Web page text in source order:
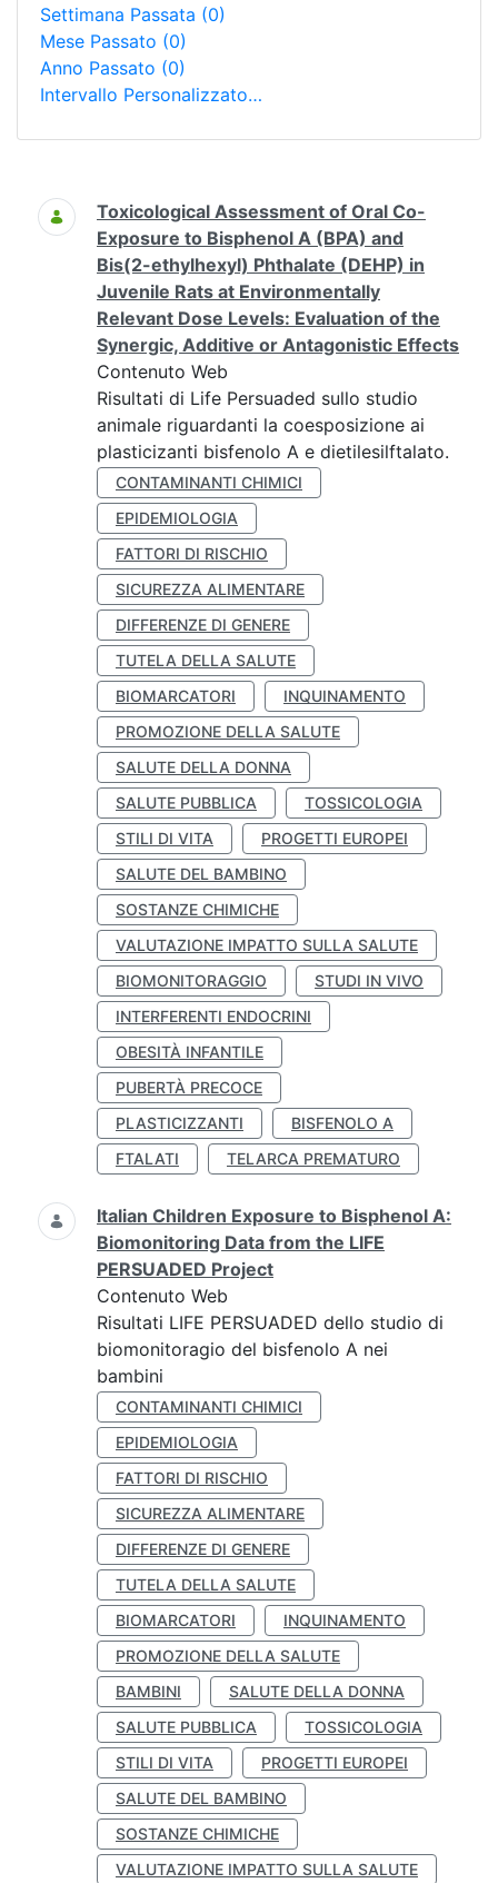
Settimana Passata (0)
Mese Passato (0)
Anno Passato (0)
Intervallo Personalizzato…
Ricerca
Toxicological Assessment of Oral Co-
Exposure to Bisphenol A (BPA) and
Bis(2-ethylhexyl) Phthalate (DEHP) in
Juvenile Rats at Environmentally
Relevant Dose Levels: Evaluation of the
Synergic, Additive or Antagonistic Effects
Contenuto Web
Risultati di Life Persuaded sullo studio
animale riguardanti la coesposizione ai
plasticizanti bisfenolo A e dietilesilftalato.
CONTAMINANTI CHIMICI
EPIDEMIOLOGIA
FATTORI DI RISCHIO
SICUREZZA ALIMENTARE
DIFFERENZE DI GENERE
TUTELA DELLA SALUTE
BIOMARCATORI
INQUINAMENTO
PROMOZIONE DELLA SALUTE
SALUTE DELLA DONNA
SALUTE PUBBLICA
TOSSICOLOGIA
STILI DI VITA
PROGETTI EUROPEI
SALUTE DEL BAMBINO
SOSTANZE CHIMICHE
VALUTAZIONE IMPATTO SULLA SALUTE
BIOMONITORAGGIO
STUDI IN VIVO
INTERFERENTI ENDOCRINI
OBESITÀ INFANTILE
PUBERTÀ PRECOCE
PLASTICIZZANTI
BISFENOLO A
FTALATI
TELARCA PREMATURO
Italian Children Exposure to Bisphenol A:
Biomonitoring Data from the LIFE
PERSUADED Project
Contenuto Web
Risultati LIFE PERSUADED dello studio di
biomonitoragio del bisfenolo A nei
bambini
CONTAMINANTI CHIMICI
EPIDEMIOLOGIA
FATTORI DI RISCHIO
SICUREZZA ALIMENTARE
DIFFERENZE DI GENERE
TUTELA DELLA SALUTE
BIOMARCATORI
INQUINAMENTO
PROMOZIONE DELLA SALUTE
BAMBINI
SALUTE DELLA DONNA
SALUTE PUBBLICA
TOSSICOLOGIA
STILI DI VITA
PROGETTI EUROPEI
SALUTE DEL BAMBINO
SOSTANZE CHIMICHE
VALUTAZIONE IMPATTO SULLA SALUTE